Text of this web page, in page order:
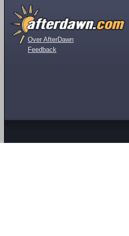
Over AfterDawn
Feedback